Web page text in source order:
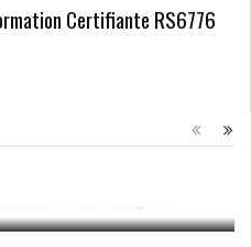
Certifiante RS6776
Les Étudiants Doivent